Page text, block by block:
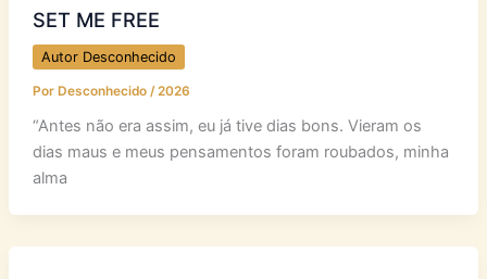
SET ME FREE
Autor Desconhecido
Por Desconhecido /2026
“Antes não era assim, eu já tive dias bons. Vieram os
dias maus e meus pensamentos foram roubados, minha
alma